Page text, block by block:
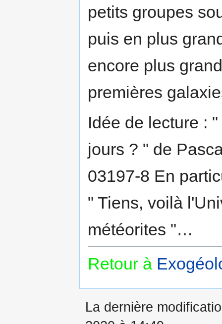
petits groupes
puis en plus
encore plus
premières
Idée de lecture :
jours ? " de
03197-8 En
" Tiens, voilà
météorites "…
Retour à
La dernière